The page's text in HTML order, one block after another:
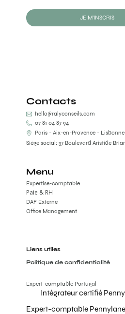
JE M'INSCRIS
Contacts
hello@ralyconseils.com
07 81 04 87 94
Paris - Aix-en-Provence - Lisbonne
Siège social: 37 Boulevard Aristide
Menu
Expertise-comptable
DAF Externe
Office Management
Paie & RH
Liens utiles
Politique de confidentialité
Expert-comptable Portugal
Intégrateur certifié
Expert-comptable Pennylane